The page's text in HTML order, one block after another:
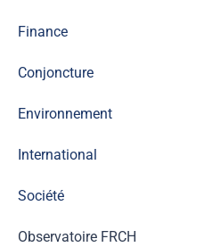
Finance
Conjoncture
Environnement
International
Société
Observatoire FRCH